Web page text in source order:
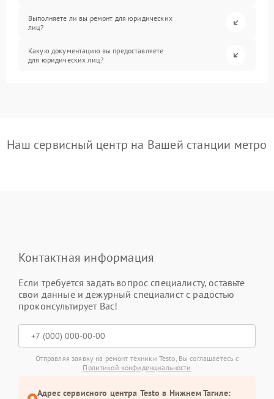
Выполняете ли вы ремонт для юридических
лиц?
Какую документацию вы предоставляете
для юридических лиц?
Наш сервисный центр на Вашей станции метро
Контактная информация
Если требуется задать вопрос специалисту, оставьте
свои данные и дежурный специалист с радостью
проконсультирует Вас!
Отправляя заявку на ремонт техники Testo, Вы соглашаетесь с
Политикой конфиденциальности
Адрес сервисного центра Testo в Нижнем Тагиле: